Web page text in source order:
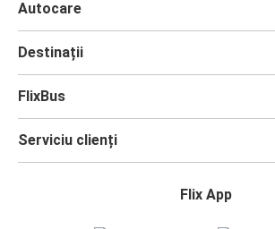
Autocare
Destinații
FlixBus
Serviciu clienți
Flix App